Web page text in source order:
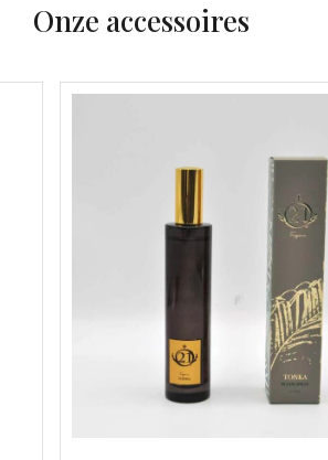
Onze accessoires